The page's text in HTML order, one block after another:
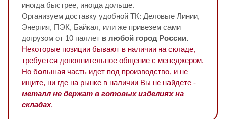
иногда быстрее, иногда дольше.
Организуем доставку удобной ТК: Деловые Линии,
Энергия, ПЭК, Байкал, или же привезем сами
догрузом от 10 паллет в любой город России.
Некоторые позиции бывают в наличии на складе,
требуется дополнительное общение с менеджером.
Но большая часть идет под производство, и не
ищите, ни где на рынке в наличии Вы не найдете -
металл не держат в готовых изделиях на
складах.